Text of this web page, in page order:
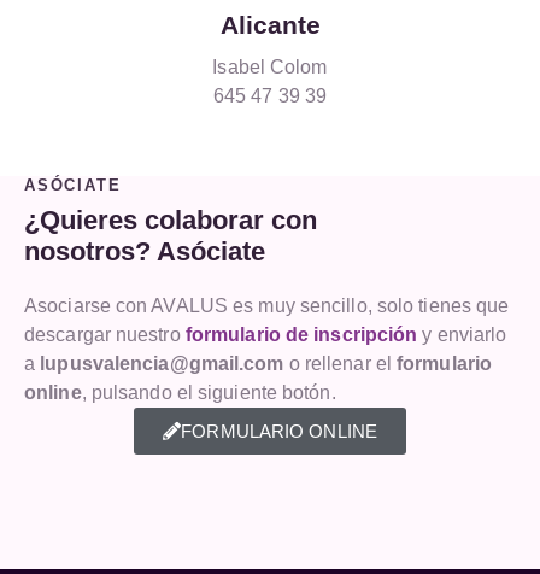
Alicante
Isabel Colom
645 47 39 39
ASÓCIATE
¿Quieres colaborar con
nosotros? Asóciate
Asociarse con AVALUS es muy sencillo, solo tienes que
descargar nuestro formulario de inscripción y enviarlo
a lupusvalencia@gmail.com o rellenar elformulario
online, pulsando el siguiente botón.
FORMULARIO ONLINE